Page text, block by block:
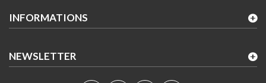
INFORMATIONS
NEWSLETTER